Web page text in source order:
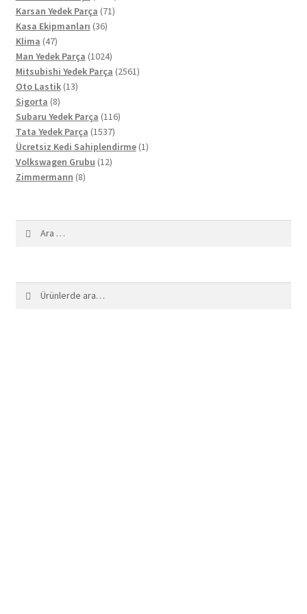
ürün
Karsan Yedek Parça 7171
Kasa Ekipmanları 3636
Klima 4747
ürün
Man Yedek Parça 10241024
ürün
Mitsubishi Yedek Parça 25612561
Oto Lastik 1313
Sigorta 88
ürün
Subaru Yedek Parça 116116
Tata Yedek Parça 15371537
ürün
Ücretsiz Kedi Sahiplendirme 11
Volkswagen Grubu 1212
Zimmermann 88